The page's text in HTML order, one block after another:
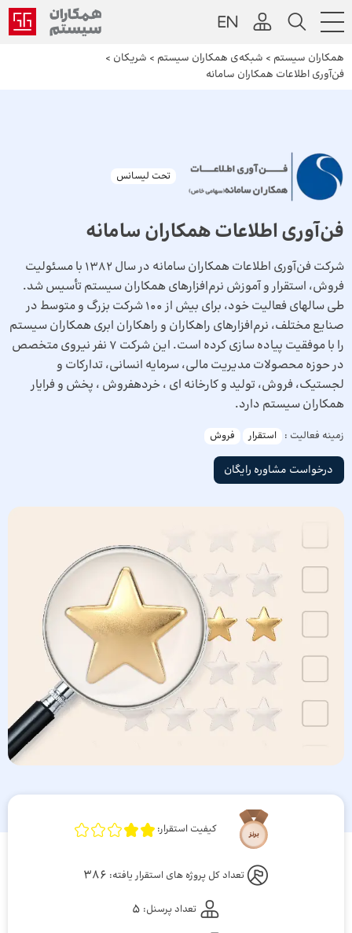
همکاران سیستم > شبکه‌ی همکاران سیستم > شریکان >
فن‌­آوری اطلاعات همکاران سامانه
تحت لیسانس
فن‌­آوری اطلاعات همکاران سامانه
شرکت فن‌­آوری اطلاعات همکاران سامانه در سال 1382 با مسئولیت
فروش، استقرار و آموزش نرم‌افزارهای همکاران سیستم تأسیس شد.
طی سال­های فعالیت خود، برای بیش از 100 شرکت بزرگ و متوسط در
صنایع مختلف، نرم‌افزارهای راهکاران و راهکاران ابری همکاران سیستم
را با موفقیت پیاده سازی کرده است. این شرکت 7 نفر نیروی متخصص
در حوزه محصولات مدیریت مالی، سرمایه انسانی، تدارکات و
لجستیک، فروش، تولید و کارخانه ای ، خرده­فروش ، پخش و فرایار
همکاران سیستم دارد.
زمینه فعالیت : استقرار فروش
درخواست مشاوره رایگان
کیفیت استقرار:
تعداد کل پروژه های استقرار یافته: 386
تعداد پرسنل: 5